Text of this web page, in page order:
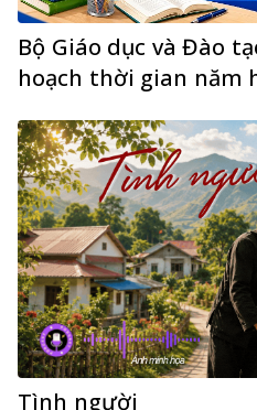
Bộ Giáo dục và Đào
hoạch thời gian năm
Tình người